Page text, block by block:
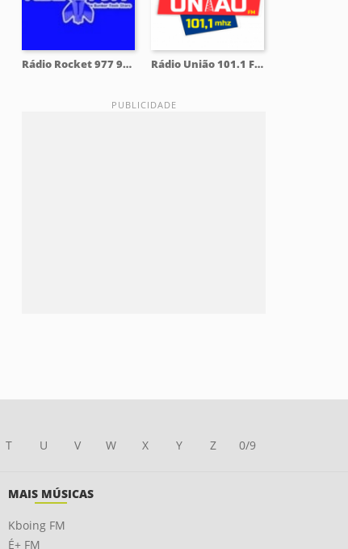
Rádio Rocket 977 97.7 FM Rádio União 101.1 FM
T U V W X Y Z 0/9
MAIS MÚSICAS
Kboing FM
É+ FM